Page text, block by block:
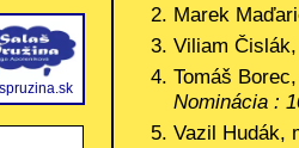
Marek
Viliam
Tomáš
Nominácia :
Vazil Hudák,